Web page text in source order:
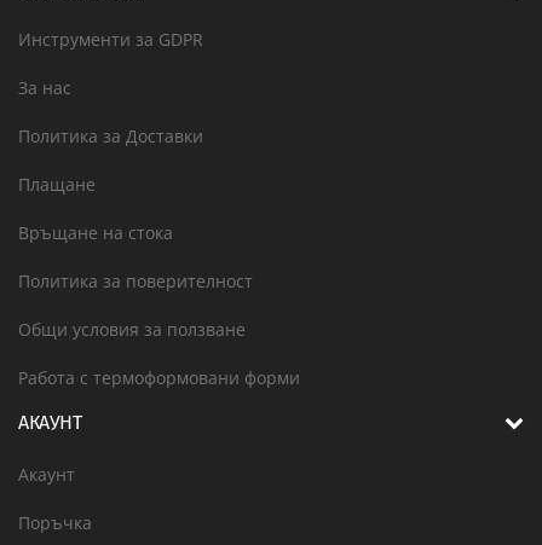
Инструменти за GDPR
За нас
Политика за Доставки
Плащане
Връщане на стока
Политика за поверителност
Общи условия за ползване
Работа с термоформовани форми
АКАУНТ
Акаунт
Поръчка